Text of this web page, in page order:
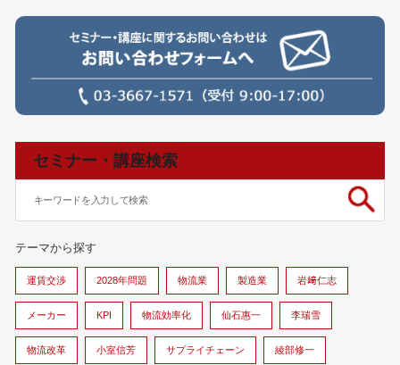
セミナー・講座検索
テーマから探す
運賃交渉 2028年問題 物流業 製造業 岩﨑仁志
メーカー KPI 物流効率化 仙石惠一 李瑞雪
物流改革 小室信芳 サプライチェーン 綾部修一